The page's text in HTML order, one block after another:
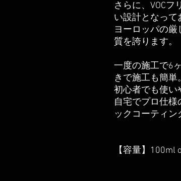
さらに、VOC
い設計となって
ヨーロッパの厳
質を誇ります。
一度の施工で6
きで施工も簡単。
初心者でも使い
自宅でプロ仕様
ックコーティン
【容量】100ml